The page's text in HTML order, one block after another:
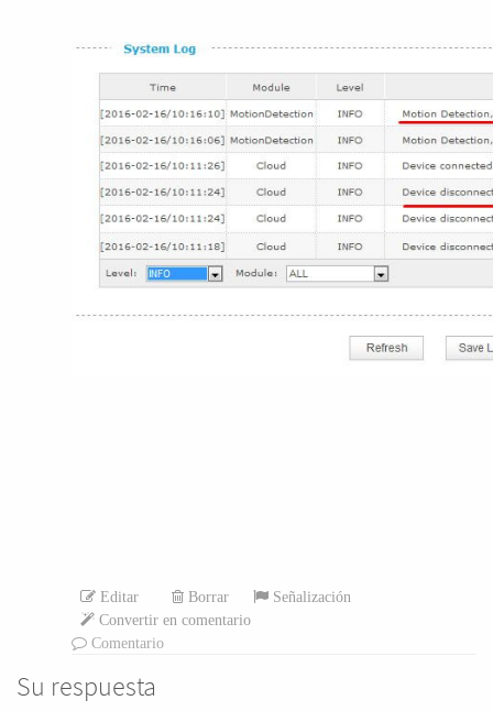
Editar Borrar
Señalización
Convertir en comentario
Comentario
Su respuesta